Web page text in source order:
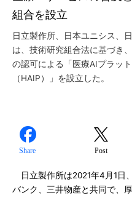
組合を設立
日立製作所、日本ユニシス、
は、技術研究組合法に基づき
の認可による「医療AIプラッ
（HAIP）」を設立した。
Share Post
日立製作所は2021年4月1日
バンク、三井物産と共同で、